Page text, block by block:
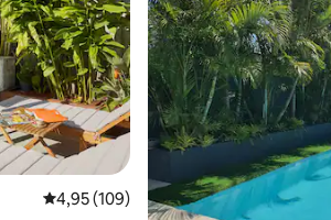
Prosječna ocjena: 4,95/5, recenzija: 109
4,95 (109)